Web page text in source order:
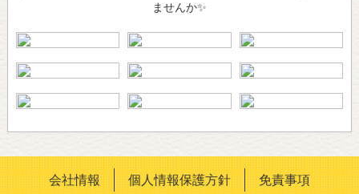
ませんか✨
会社情報 個人情報保護方針 免責事項